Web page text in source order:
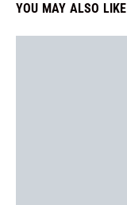
YOU MAY ALSO LIKE